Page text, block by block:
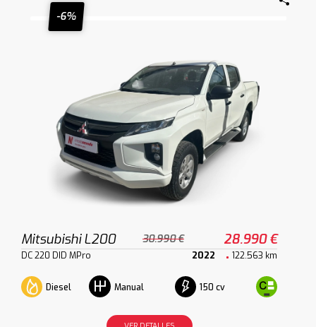
-6%
Mitsubishi L200 30.990 € 28.990 €
DC 220 DID MPro 2022 122.563 km
Diesel Manual 150 cv